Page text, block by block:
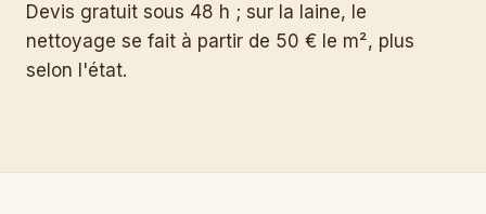
Devis gratuit sous 48 h ; sur la laine, le
nettoyage se fait à partir de 50 € le m², plus
selon l'état.